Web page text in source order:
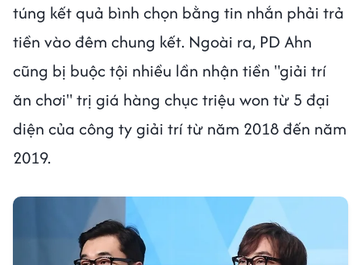
túng kết quả bình chọn bằng tin nhắn phải trả
tiền vào đêm chung kết. Ngoài ra, PD Ahn
cũng bị buộc tội nhiều lần nhận tiền "giải trí
ăn chơi" trị giá hàng chục triệu won từ 5 đại
diện của công ty giải trí từ năm 2018 đến năm
2019.